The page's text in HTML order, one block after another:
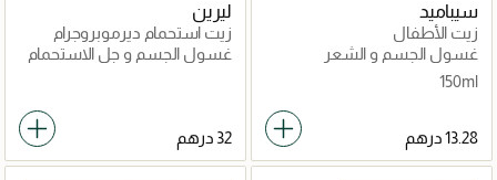
سيباميد
زيت الأطفال
غسول الجسم و الشعر
150ml
ليرين
زيت استحمام ديرموبروجرام
غسول الجسم و جل الاستحمام